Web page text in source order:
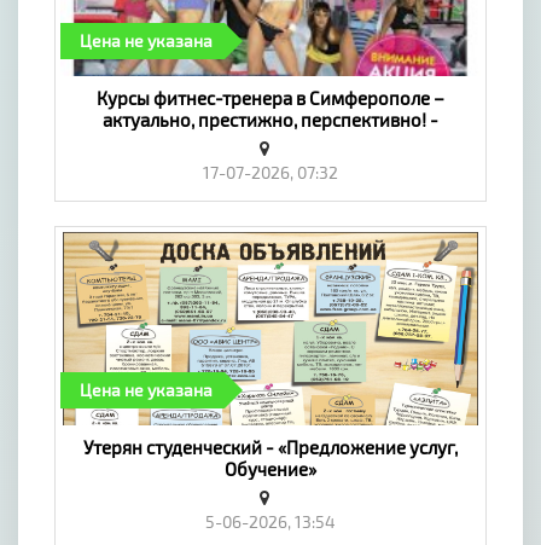
Цена не указана
​Курсы фитнес-тренера в Симферополе –
актуально, престижно, перспективно! -
«Предложение услуг, Обучение»
17-07-2026, 07:32
Цена не указана
Утерян студенческий - «Предложение услуг,
Обучение»
5-06-2026, 13:54